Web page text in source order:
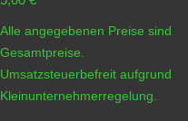
Alle angegebenen Preise sind
Gesamtpreise.
Umsatzsteuerbefreit aufgrund
Kleinunternehmerregelung.